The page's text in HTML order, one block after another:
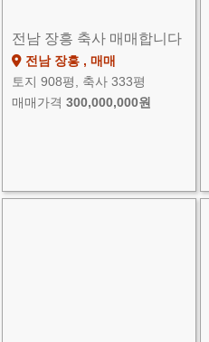
전남 장흥 축사 매매합니다
전남 장흥 , 매매
토지 908평, 축사 333평
매매가격 300,000,000원